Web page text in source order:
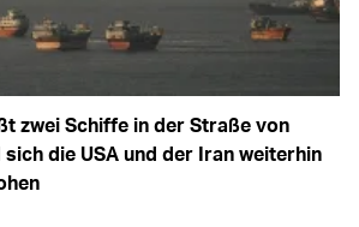
zwei Schiffe in der Straße von
die USA und der Iran weiterhin